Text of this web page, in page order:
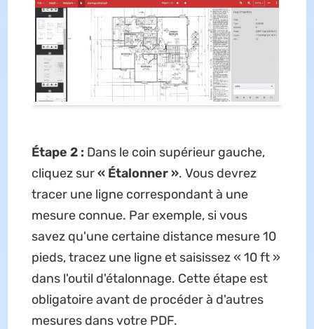
Étape 2 : Dans le coin supérieur gauche,
cliquez sur« Étalonner ». Vous devrez
tracer une ligne correspondant à une
mesure connue. Par exemple, si vous
savez qu'une certaine distance mesure 10
pieds, tracez une ligne et saisissez « 10 ft »
dans l'outil d'étalonnage. Cette étape est
obligatoire avant de procéder à d'autres
mesures dans votre PDF.